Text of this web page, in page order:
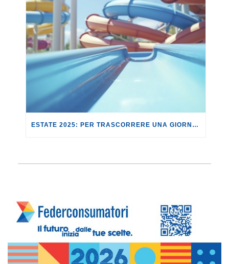
ESTATE 2025: PER TRASCORRERE UNA GIORNATA IN UN PARCO ACQUATICO UNA FAMIGLIA SPENDERÀ 290,07 EURO, IL +4% RISPETTO AL 2024, MA IL +43% RISPETTO AL 2021!